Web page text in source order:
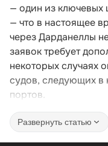
— один из ключевых
— что в настоящее
через Дарданеллы
заявок требует
некоторых случаях
судов, следующих в
портов.
Развернуть статью